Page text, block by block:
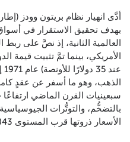
بهدف تحقيق الاستقرار في
العالمية الثانية، إذ نصَّ على ربط
الأمريكي، بينما تمَّ تثبيت قيمة
الذهب، وهو ما أسفر عن عقدٍ
سبعينيات القرن الماضي
بالتضخُّم، والتوتُّرات
الأسعار ذروتها قرب المستوى 843 دولار في عام 1980.